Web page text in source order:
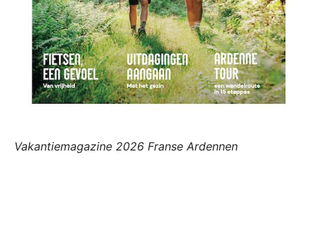
Vakantiemagazine 2026 Franse Ardennen